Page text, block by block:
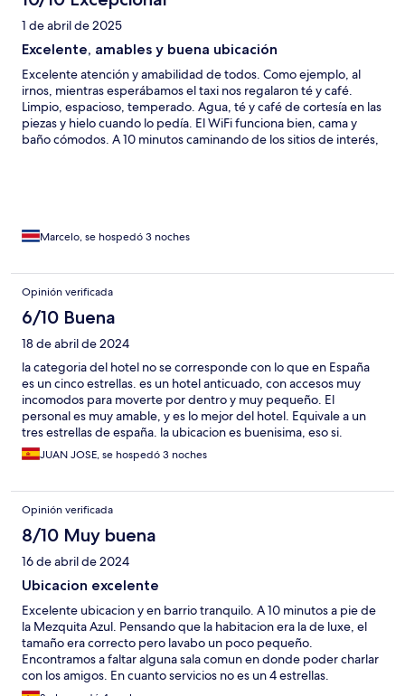
1 de abril de 2025
Excelente, amables y buena ubicación
Excelente atención y amabilidad de todos. Como ejemplo, al
irnos, mientras esperábamos el taxi nos regalaron té y café.
Limpio, espacioso, temperado. Agua, té y café de cortesía en las
piezas y hielo cuando lo pedía. El WiFi funciona bien, cama y
baño cómodos. A 10 minutos caminando de los sitios de interés,
Marcelo, se hospedó 3 noches
Opinión verificada
6/10 Buena
18 de abril de 2024
la categoria del hotel no se corresponde con lo que en España
es un cinco estrellas. es un hotel anticuado, con accesos muy
incomodos para moverte por dentro y muy pequeño. El
personal es muy amable, y es lo mejor del hotel. Equivale a un
tres estrellas de españa. la ubicacion es buenisima, eso si.
JUAN JOSE, se hospedó 3 noches
Opinión verificada
8/10 Muy buena
16 de abril de 2024
Ubicacion excelente
Excelente ubicacion y en barrio tranquilo. A 10 minutos a pie de
la Mezquita Azul. Pensando que la habitacion era la de luxe, el
tamaño era correcto pero lavabo un poco pequeño.
Encontramos a faltar alguna sala comun en donde poder charlar
con los amigos. En cuanto servicios no es un 4 estrellas.